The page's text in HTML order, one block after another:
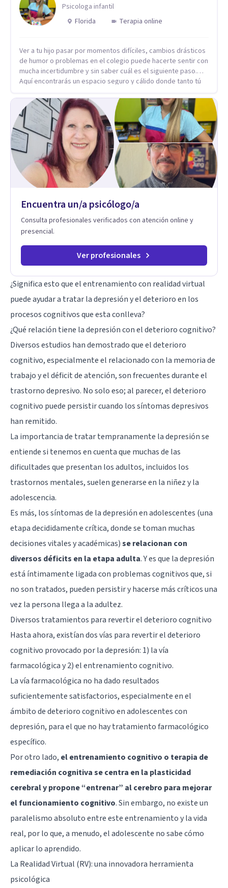
Psicologa infantil
Florida
Terapia online
Ver a tu hijo pasar por momentos difíciles, cambios drásticos
de humor o problemas en el colegio puede hacerte sentir con
mucha incertidumbre y sin saber cuál es el siguiente paso.
Aquí encontrarás un espacio seguro y cálido donde tanto tú
comprendidos y apoyados para recuperar la tranquilidad en
casa. Me especializo en guiar a familias a través de
herramientas prácticas y dinámicas adaptadas a la edad de
cada menor, dejando de lado las etiquetas y los tecnicismos.
Mi forma de trabajar se centra en entender las emociones
que hay detrás del comportamiento, ayudándoles a
desarrollar la confianza necesaria para superar sus retos y
fortaleciendo la comunicación entre ustedes. Acompaño a
niños y adolescentes que están lidiando con la ansiedad, la
padres que buscan orientación y pautas claras para educar
primer paso hacia una convivencia familiar más armoniosa,
agenda tu sesión y empecemos a trabajar juntos.
Encuentra un/a psicólogo/a
Consulta profesionales verificados con atención online y
presencial.
Ver profesionales
¿Significa esto que el entrenamiento con realidad virtual
puede ayudar a tratar la depresión y el deterioro en los
procesos cognitivos que esta conlleva?
¿Qué relación tiene la depresión con el deterioro cognitivo?
Diversos estudios han demostrado que el deterioro
cognitivo, especialmente el relacionado con la memoria de
trabajo y el déficit de atención, son frecuentes durante el
trastorno depresivo. No solo eso; al parecer, el deterioro
cognitivo puede persistir cuando los síntomas depresivos
han remitido.
La importancia de tratar tempranamente la depresión se
entiende si tenemos en cuenta que muchas de las
dificultades que presentan los adultos, incluidos los
trastornos mentales, suelen generarse en la niñez y la
adolescencia.
Es más, los síntomas de la depresión en adolescentes (una
etapa decididamente crítica, donde se toman muchas
decisiones vitales y académicas)se relacionan con
diversos déficits en la etapa adulta. Y es que la depresión
está íntimamente ligada con problemas cognitivos que, si
no son tratados, pueden persistir y hacerse más críticos una
vez la persona llega a la adultez.
Diversos tratamientos para revertir el deterioro cognitivo
Hasta ahora, existían dos vías para revertir el deterioro
cognitivo provocado por la depresión: 1) la vía
farmacológica y 2) el entrenamiento cognitivo.
La vía farmacológica no ha dado resultados
suficientemente satisfactorios, especialmente en el
ámbito de deterioro cognitivo en adolescentes con
depresión, para el que no hay tratamiento farmacológico
específico.
Por otro lado, el entrenamiento cognitivo o terapia de
remediación cognitiva se centra en la plasticidad
cerebral y propone “entrenar” al cerebro para mejorar
el funcionamiento cognitivo. Sin embargo, no existe un
paralelismo absoluto entre este entrenamiento y la vida
real, por lo que, a menudo, el adolescente no sabe cómo
aplicar lo aprendido.
La Realidad Virtual (RV): una innovadora herramienta
psicológica